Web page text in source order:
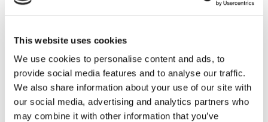
This website uses cookies
We use cookies to personalise content and ads, to
provide social media features and to analyse our traffic.
We also share information about your use of our site with
our social media, advertising and analytics partners who
may combine it with other information that you’ve
Please give me one of ____________.
That
Those
This